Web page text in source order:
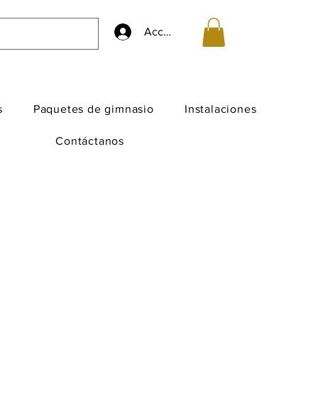
Accedi
Paquetes de gimnasio Instalaciones
Contáctanos